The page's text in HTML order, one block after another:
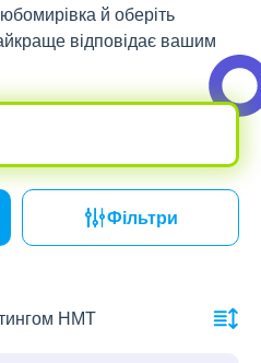
й оберіть
відповідає вашим
Фільтри
НМТ